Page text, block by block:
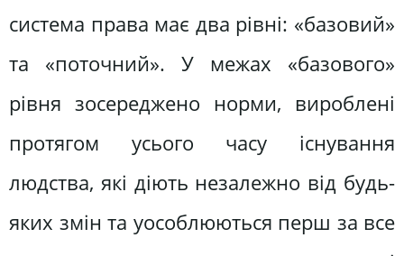
система права має два рівні: «базовий»
та «поточний». У межах «базового»
рівня зосереджено норми, вироблені
протягом усього часу існування
людства, які діють незалежно від будь-
яких змін та уособлюються перш за все